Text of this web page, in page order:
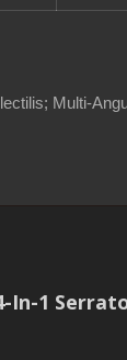
Multi-
In-1